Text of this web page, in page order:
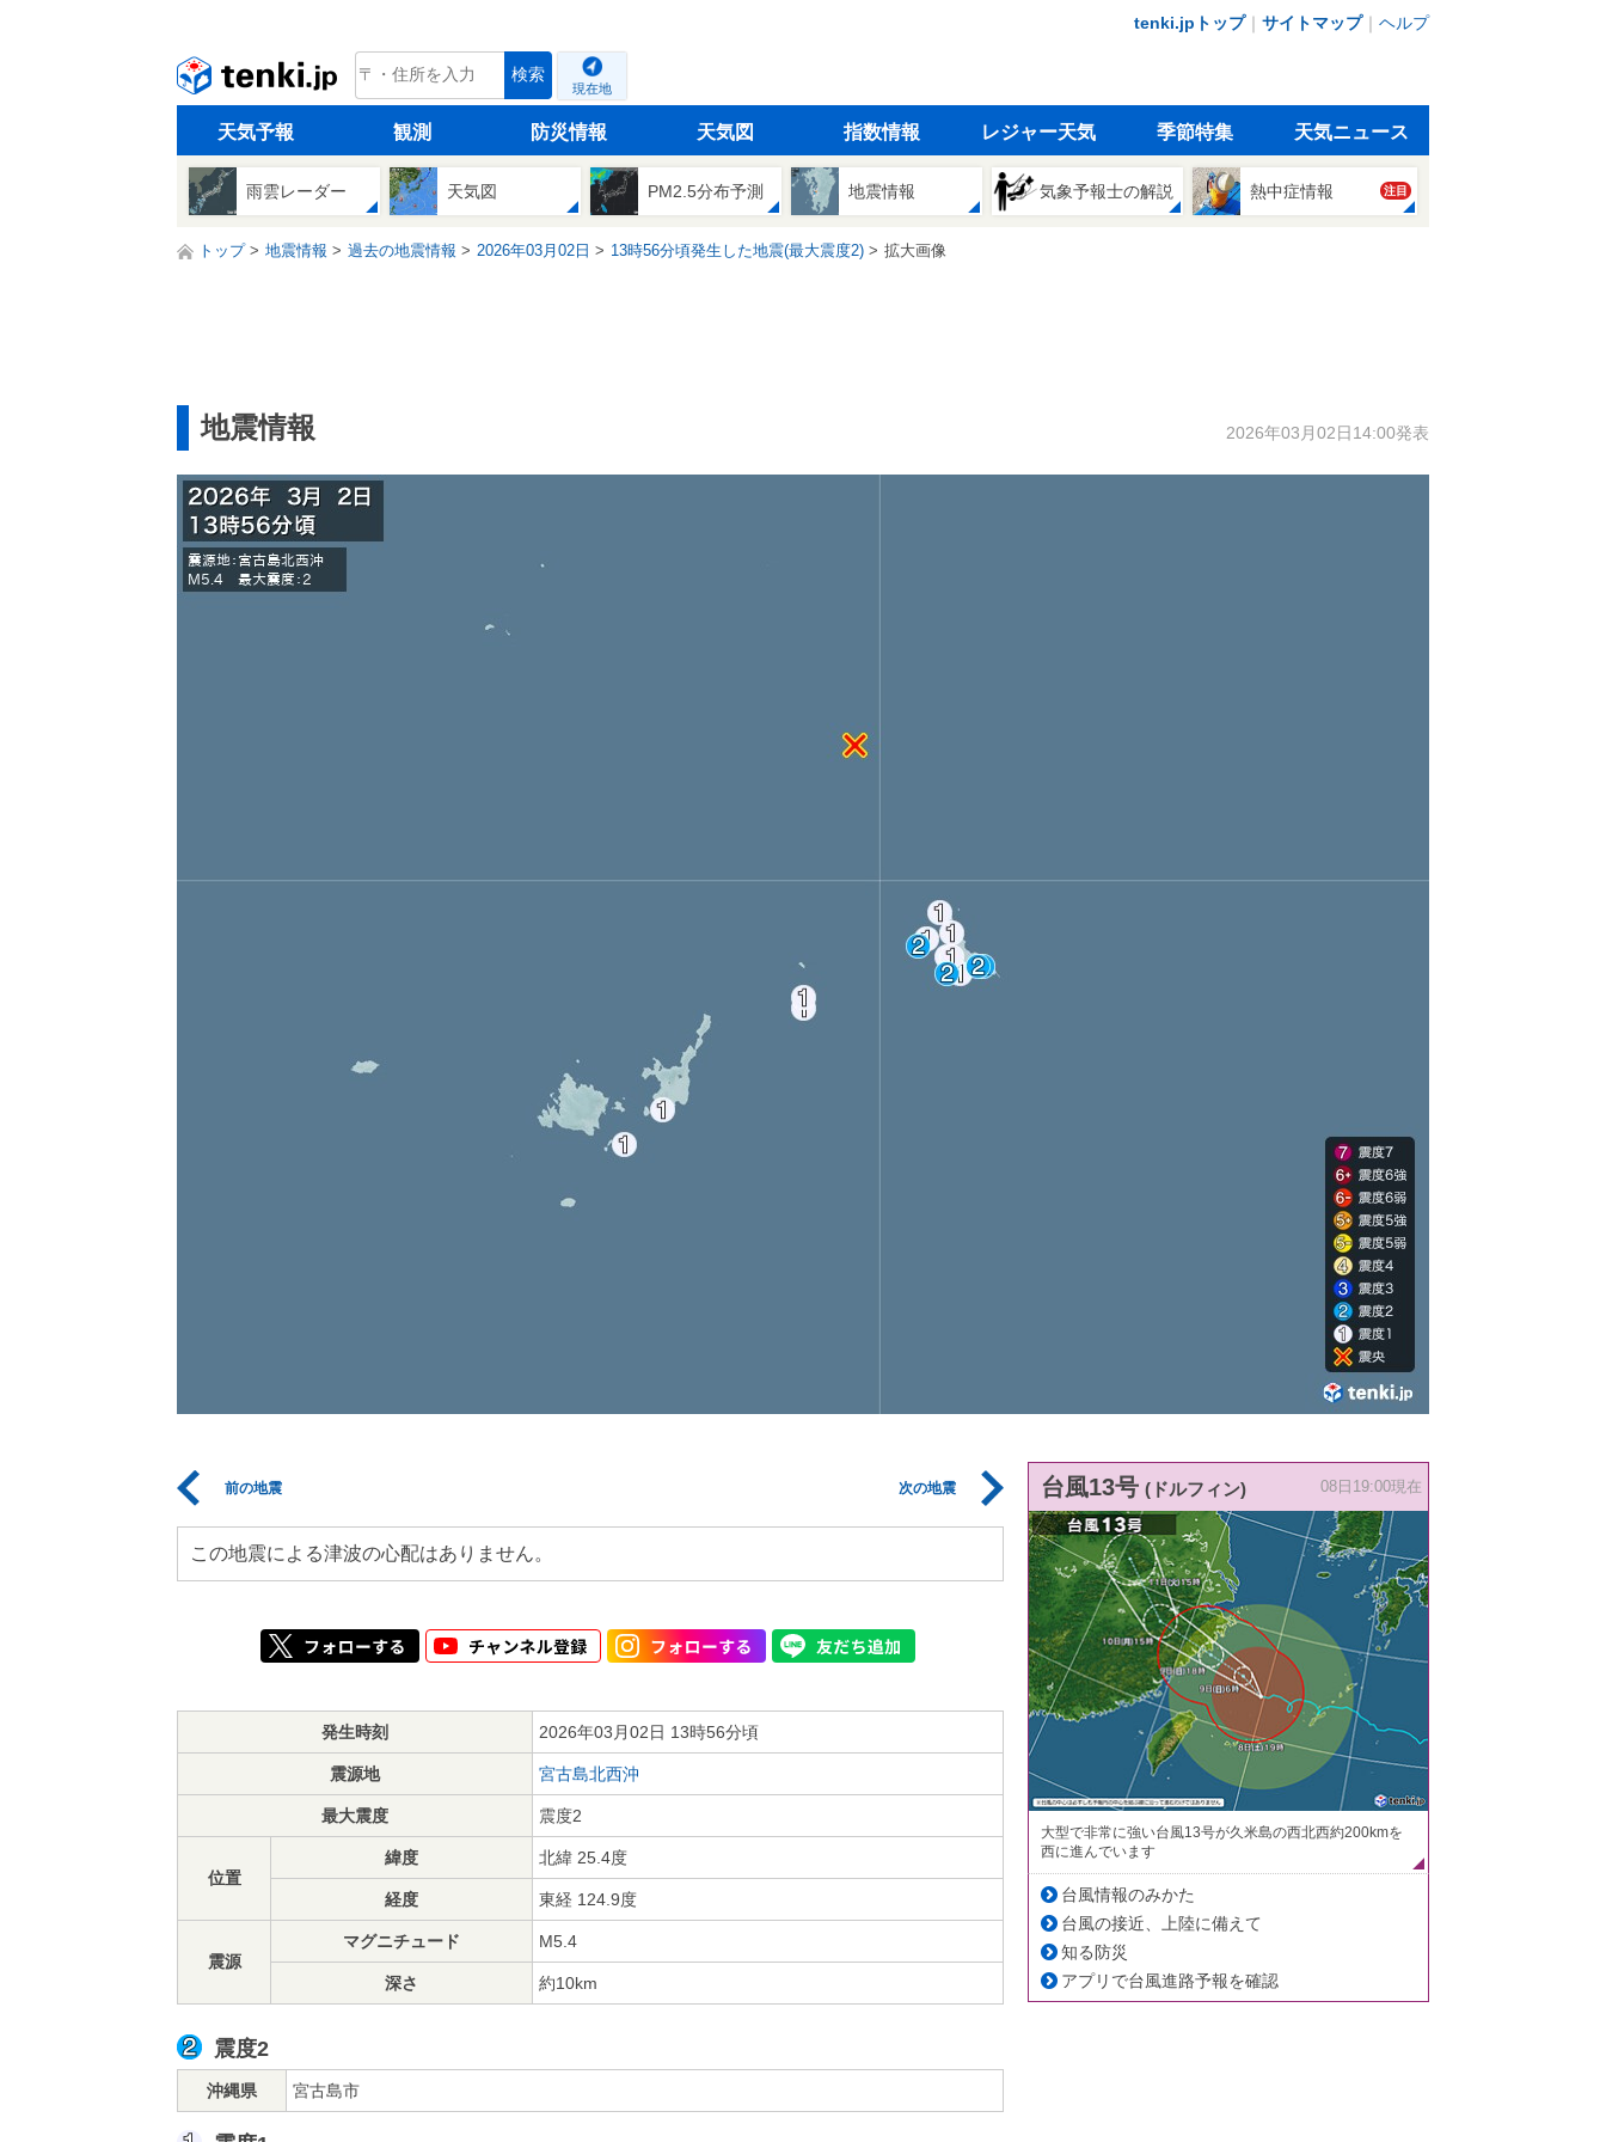
tenki.jpトップ｜ サイトマップ｜ ヘルプ
tenki.jp 検索
現在地
天気予報 観測 防災情報 天気図 指数情報 レジャー天気 季節特集 天気ニュース
雨雲レーダー 天気図 PM2.5分布予測 地震情報 気象予報士の解説 熱中症情報 注目
トップ 地震情報 過去の地震情報 2026年03月02日 13時56分頃発生した地震(最大震度2) 拡大画像
地震情報 2026年03月02日14:00発表
前の地震 次の地震
この地震による津波の心配はありません。
発生時刻 2026年03月02日 13時56分頃
震源地 宮古島北西沖
最大震度 震度2
位置
緯度 北緯 25.4度
経度 東経 124.9度
震源
マグニチュード M5.4
深さ 約10km
震度2
沖縄県 宮古島市
台風13号 (ドルフィン) 08日19:00現在
大型で非常に強い台風13号が久米島の西北西約200kmを
西に進んでいます
台風情報のみかた
台風の接近、上陸に備えて
知る防災
アプリで台風進路予報を確認